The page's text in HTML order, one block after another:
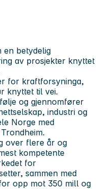
en betydelig
av prosjekter knyttet
for kraftforsyninga,
knyttet til vei.
og gjennomfører
industri og
Norge med
over flere år og
kompetente
for
sammen med
opp mot 350 mill og